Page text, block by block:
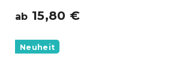
ab 15,80 €
Neuheit